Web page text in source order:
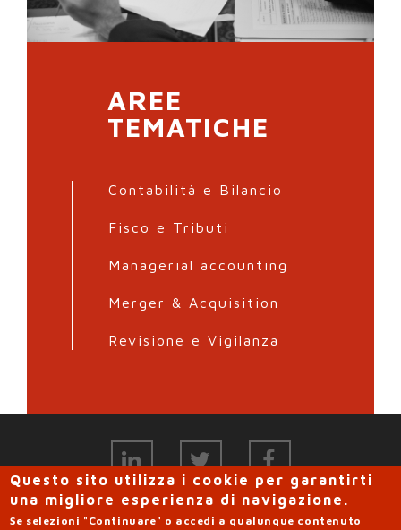
AREE
TEMATICHE
Contabilità e Bilancio
Fisco e Tributi
Managerial accounting
Merger & Acquisition
Revisione e Vigilanza
Copyright 2018 - Studio Michele Guidi - Via di Gello n. 25 56123
Questo sito utilizza i cookie per garantirti
una migliore esperienza di navigazione.
Se selezioni "Continuare" o accedi a qualunque contenuto